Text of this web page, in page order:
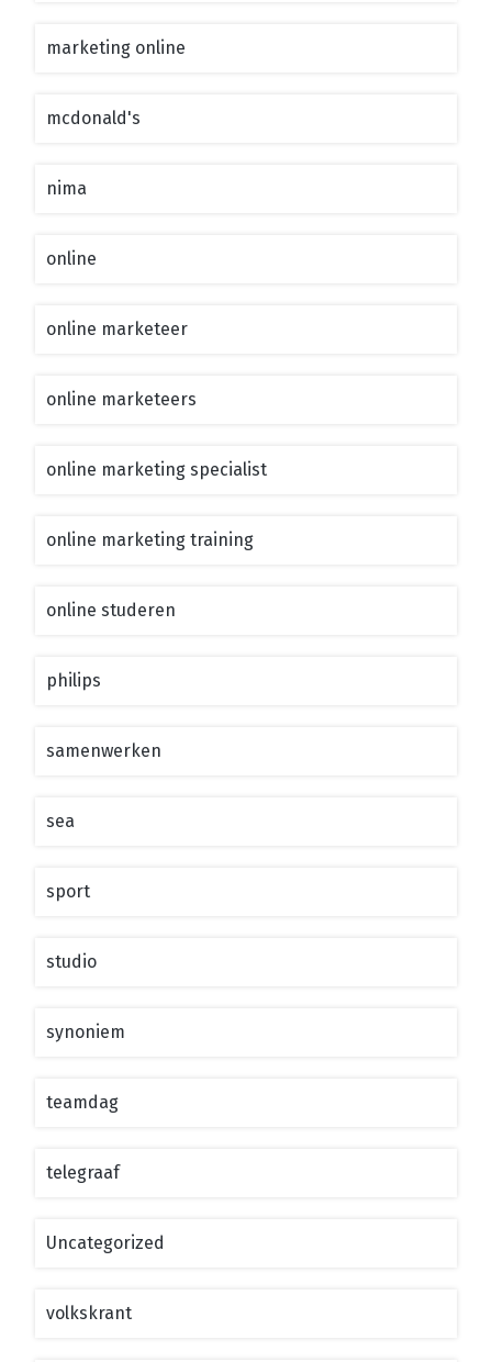
marketing online
mcdonald's
nima
online
online marketeer
online marketeers
online marketing specialist
online marketing training
online studeren
philips
samenwerken
sea
sport
studio
synoniem
teamdag
telegraaf
Uncategorized
volkskrant